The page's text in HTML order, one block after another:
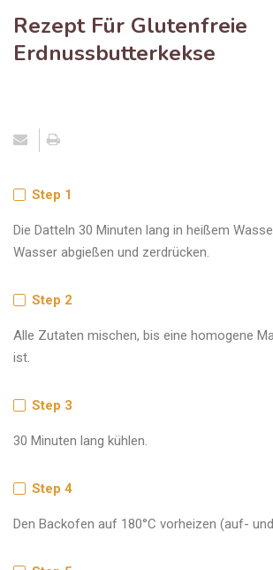
Rezept Für Glutenfreie
Erdnussbutterkekse
Step 1
Die Datteln 30 Minuten lang in heißem
Wasser abgießen und zerdrücken.
Step 2
Alle Zutaten mischen, bis eine homogene
ist.
Step 3
30 Minuten lang kühlen.
Step 4
Den Backofen auf 180°C vorheizen (auf-